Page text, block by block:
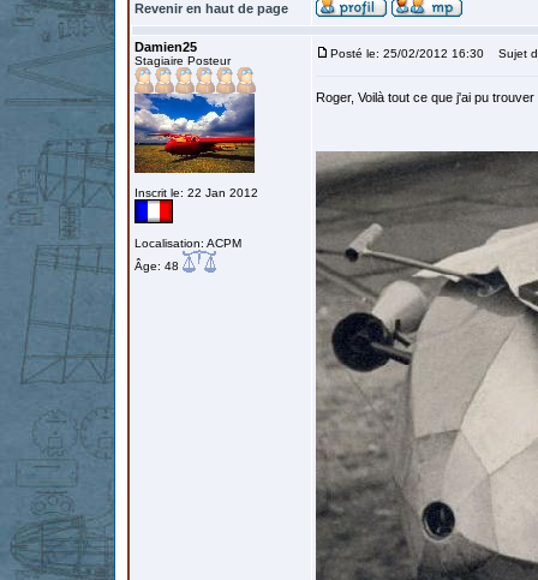
Revenir en haut de page
Damien25
Stagiaire Posteur
Inscrit le: 22 Jan 2012
Localisation: ACPM
Âge: 48
Posté le: 25/02/2012 16:30 Sujet
Roger, Voilà tout ce que j'ai pu trouver